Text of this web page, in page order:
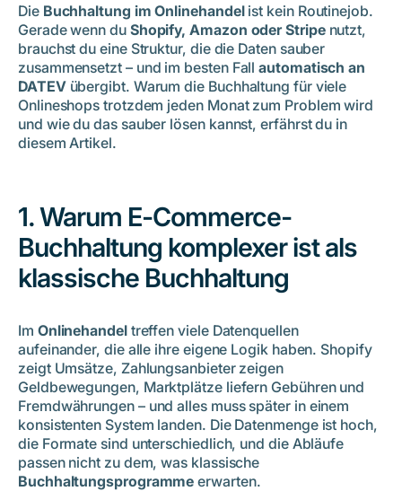
Buchhaltung
3. Was bedeutet E-Commerce + DATEV überhaupt?
4. So funktioniert eine DATEV-Schnittstelle im E-Commerce
– und wie pathway den Prozess automatisiert
5. Manuelle vs. automatisierte Buchhaltung (und warum
manuell immer verliert)
6. Best Practice: Wie du deine Online-Shop-Buchhaltung
Mehraufwand für dich
Häufig gestellte Fragen
Die Buchhaltung im Onlinehandelist kein Routinejob.
Gerade wenn du Shopify, Amazon oder Stripenutzt,
brauchst du eine Struktur, die die Daten sauber
zusammensetzt – und im besten Fallautomatisch an
DATEVübergibt. Warum die Buchhaltung für viele
Onlineshops trotzdem jeden Monat zum Problem wird
und wie du das sauber lösen kannst, erfährst du in
diesem Artikel.
1. Warum E-Commerce-
Buchhaltung komplexer ist als
klassische Buchhaltung
Im Onlinehandeltreffen viele Datenquellen
aufeinander, die alle ihre eigene Logik haben. Shopify
zeigt Umsätze, Zahlungsanbieter zeigen
Geldbewegungen, Marktplätze liefern Gebühren und
Fremdwährungen – und alles muss später in einem
konsistenten System landen. Die Datenmenge ist hoch,
die Formate sind unterschiedlich, und die Abläufe
passen nicht zu dem, was klassische
Buchhaltungsprogramme erwarten.